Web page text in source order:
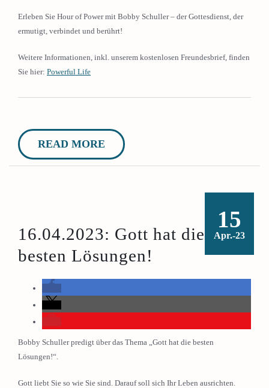
Erleben Sie Hour of Power mit Bobby Schuller – der Gottesdienst, der
ermutigt, verbindet und berührt!
Weitere Informationen, inkl. unserem kostenlosen Freundesbrief, finden
Sie hier: Powerful Life
READ MORE
15
Apr.-23
16.04.2023: Gott hat die
besten Lösungen!
Bobby Schuller predigt über das Thema „Gott hat die besten
Lösungen!“.
Gott liebt Sie so wie Sie sind. Darauf soll sich Ihr Leben ausrichten.